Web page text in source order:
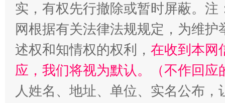
实，有权先行撤除或暂时屏蔽。
网根据有关法律法规规定，为维
述权和知情权的权利， 在收到本网
应，我们将视为默认。（不作回应
人姓名、地址、单位、实名公布